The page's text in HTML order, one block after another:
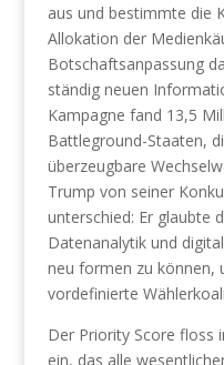
aus und bestimmte die
Allokation der
Botschaftsanpassung
ständig neuen
Kampagne fand 13,5
Battleground-Staaten,
überzeugbare
Trump von seiner
unterschied: Er glaubte
Datenanalytik und
neu formen zu können,
vordefinierte
Der Priority Score floss
ein, das alle